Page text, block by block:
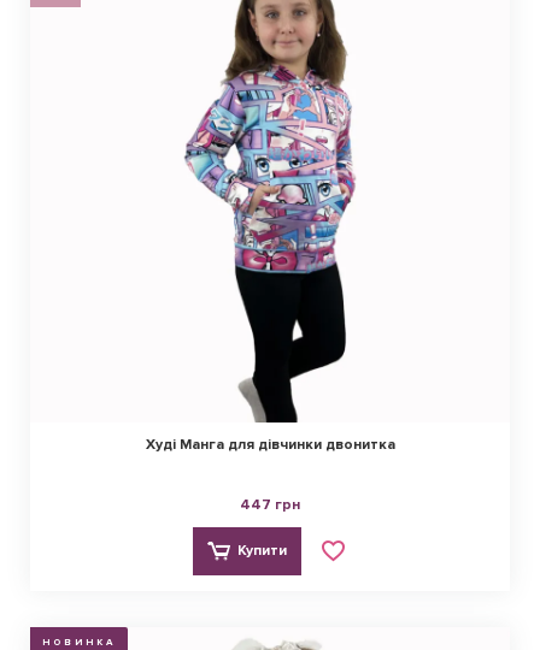
Худі Манга для дівчинки двонитка
447 грн
Купити
НОВИНКА